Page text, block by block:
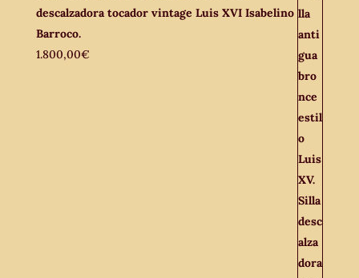
descalzadora tocador vintage Luis XVI Isabelino
Barroco.
1.800,00€